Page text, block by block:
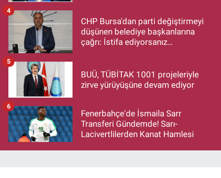
CHP Bursa'dan parti değiştirmeyi
düşünen belediye başkanlarına
çağrı: İstifa ediyorsanız
4
BUÜ, TÜBİTAK 1001 projeleriyle
zirve yürüyüşüne devam ediyor
5
Fenerbahçe'de İsmaila Sarr
Transferi Gündemde! Sarı-
Lacivertlilerden Kanat Hamlesi
6